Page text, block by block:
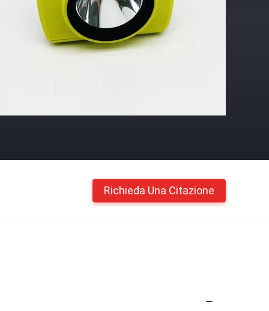
Richieda Una Citazione